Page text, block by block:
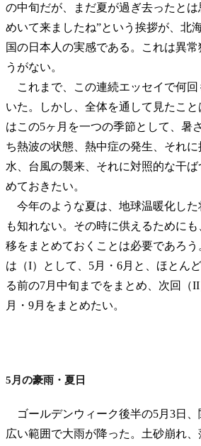
の中旬だが、まだ夏が過ぎ去ったと
めいて来ましたね”という挨拶が、北
国の日本人の実感である。これは異
うがない。
これまで、この連続エッセイで何回
いた。しかし、全体を通して見たこ
はこの5ヶ月を一つの季節として、暑
ち熱波の状態、熱中症の発生、それ
水、台風の襲来、それに対照的な干
めておきたい。
今年のような夏は、地球温暖化した
も知れない。その時に供えるために
移をまとめておくことは必要であろ
は（I）として、5月・6月と、ほとん
る前の7月中旬までをまとめ、次回（
月・9月をまとめたい。
5月の豪雨・夏日
ゴールデンウィーク後半の5月3日
広い範囲で大雨が降った。土砂崩れ